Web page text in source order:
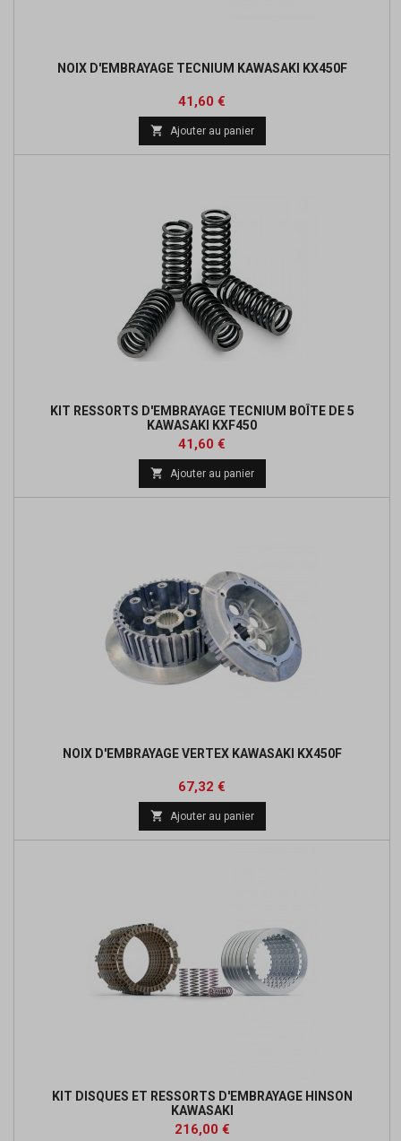
NOIX D'EMBRAYAGE TECNIUM KAWASAKI KX450F
Prix
41,60 €
base
 Ajouter au panier
KIT RESSORTS D'EMBRAYAGE TECNIUM BOÎTE DE 5
KAWASAKI KXF450
Prix
41,60 €
base
 Ajouter au panier
NOIX D'EMBRAYAGE VERTEX KAWASAKI KX450F
Prix
67,32 €
base
 Ajouter au panier
KIT DISQUES ET RESSORTS D'EMBRAYAGE HINSON
KAWASAKI
Prix
216,00 €Prix